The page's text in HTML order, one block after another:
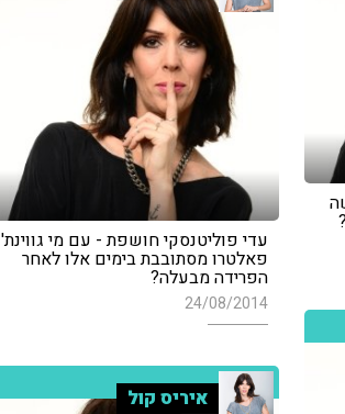
עדי פוליטנסקי חושפת - עם מי גווינת'
פאלטרו מסתובבת בימים אלו לאחר
הפרידה מבעלה?
24/08/2014
איריס קול